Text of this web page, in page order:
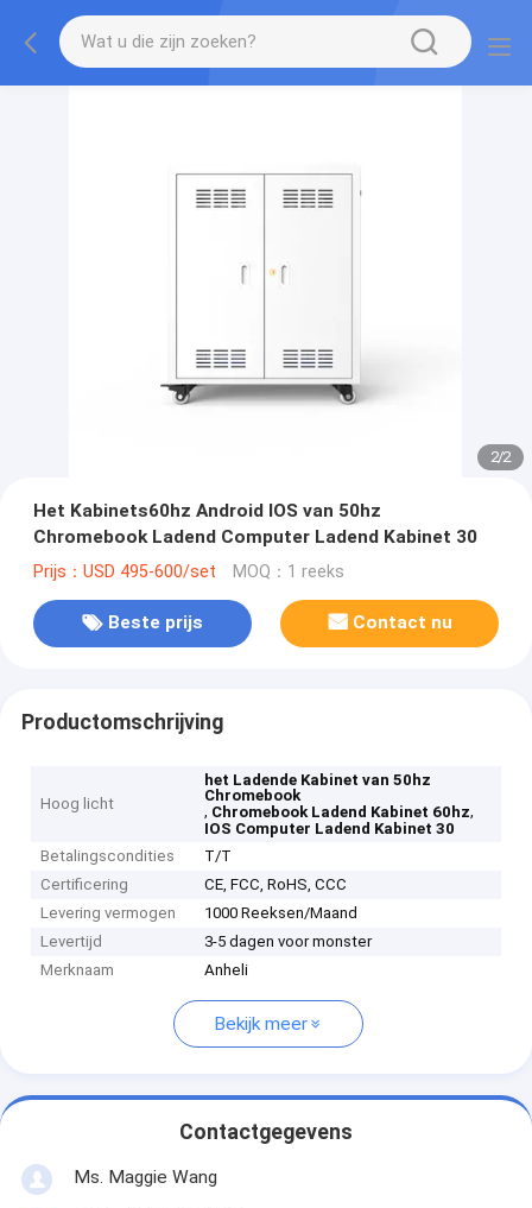
2/2
Het Kabinets60hz Android IOS van 50hz
Chromebook Ladend Computer Ladend Kabinet 30
Prijs：USD 495-600/set MOQ：1 reeks
Beste prijs Contact nu
Productomschrijving
Hoog licht
het Ladende Kabinet van 50hz
Chromebook
, Chromebook Ladend Kabinet 60hz,
IOS Computer Ladend Kabinet 30
Betalingscondities
T/T
Certificering
CE, FCC, RoHS, CCC
Levering vermogen
1000 Reeksen/Maand
Levertijd
3-5 dagen voor monster
Merknaam
Anheli
Bekijk meer
Contactgegevens
Ms. Maggie Wang